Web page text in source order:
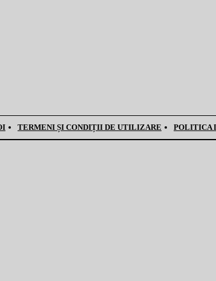
TERMENI ȘI CONDIȚII DE UTILIZARE POLITICA